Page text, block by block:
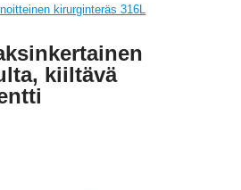
kirurginteräs 316L
kiiltävä